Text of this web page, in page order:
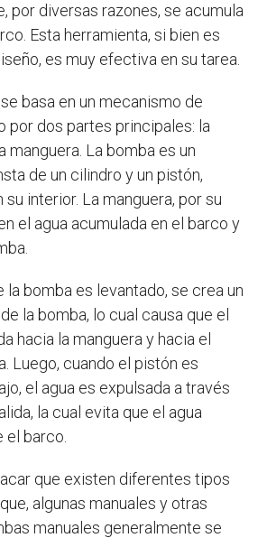
por diversas razones, se acumula
Esta herramienta, si bien es
es muy efectiva en su tarea.
basa en un mecanismo de
por dos partes principales: la
manguera. La bomba es un
de un cilindro y un pistón,
interior. La manguera, por su
el agua acumulada en el barco y
la bomba es levantado, se crea un
la bomba, lo cual causa que el
hacia la manguera y hacia el
Luego, cuando el pistón es
el agua es expulsada a través
la cual evita que el agua
el barco.
que existen diferentes tipos
algunas manuales y otras
manuales generalmente se